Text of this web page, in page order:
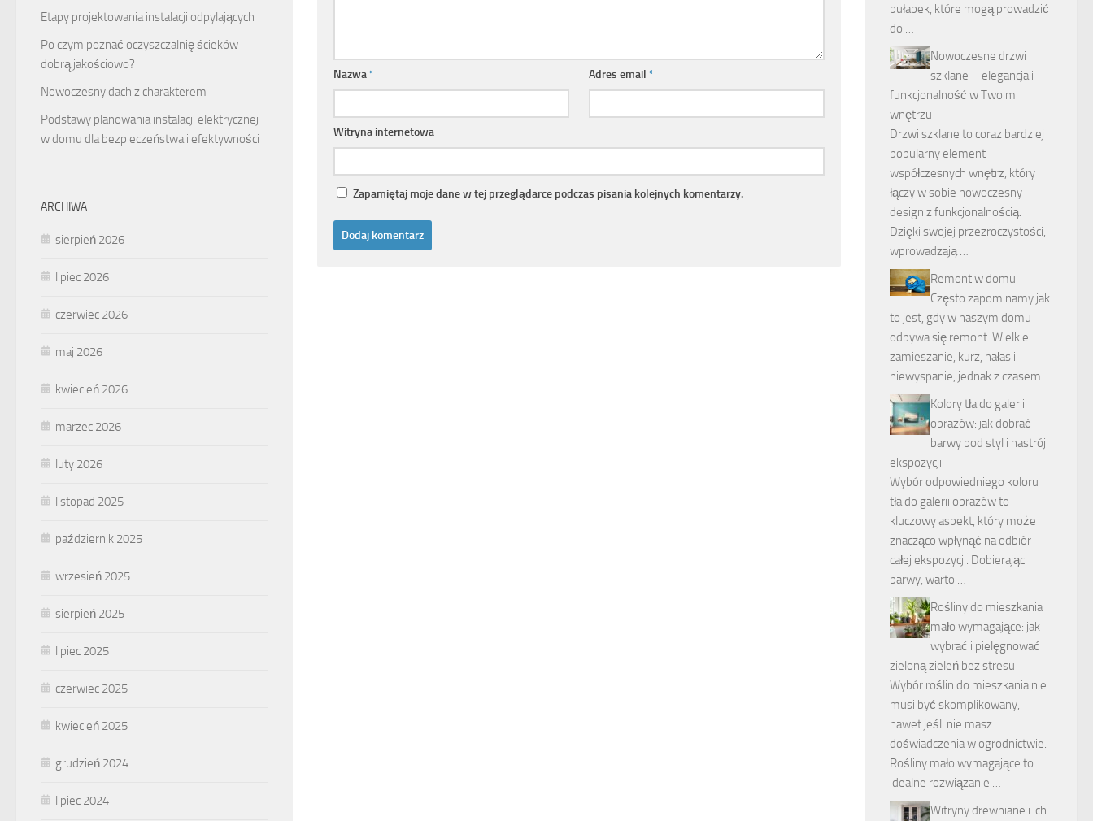
Nazwa* Adres email*
Witryna internetowa
Zapamiętaj moje dane w tej przeglądarce podczas pisania kolejnych komentarzy.
Etapy projektowania instalacji odpylających
Po czym poznać oczyszczalnię ścieków
dobrą jakościowo?
Nowoczesny dach z charakterem
Podstawy planowania instalacji elektrycznej
w domu dla bezpieczeństwa i efektywności
ARCHIWA
sierpień 2026
lipiec 2026
czerwiec 2026
maj 2026
kwiecień 2026
marzec 2026
luty 2026
listopad 2025
październik 2025
wrzesień 2025
sierpień 2025
lipiec 2025
czerwiec 2025
kwiecień 2025
grudzień 2024
lipiec 2024
pułapek, które mogą prowadzić
do …
Nowoczesne drzwi
szklane – elegancja i
funkcjonalność w Twoim
wnętrzu
Drzwi szklane to coraz bardziej
popularny element
współczesnych wnętrz, który
łączy w sobie nowoczesny
design z funkcjonalnością.
Dzięki swojej przezroczystości,
wprowadzają …
Remont w domu
Często zapominamy jak
to jest, gdy w naszym domu
odbywa się remont. Wielkie
zamieszanie, kurz, hałas i
niewyspanie, jednak z czasem …
Kolory tła do galerii
obrazów: jak dobrać
barwy pod styl i nastrój
ekspozycji
Wybór odpowiedniego koloru
tła do galerii obrazów to
kluczowy aspekt, który może
znacząco wpłynąć na odbiór
całej ekspozycji. Dobierając
barwy, warto …
Rośliny do mieszkania
mało wymagające: jak
wybrać i pielęgnować
zieloną zieleń bez stresu
Wybór roślin do mieszkania nie
musi być skomplikowany,
nawet jeśli nie masz
doświadczenia w ogrodnictwie.
Rośliny mało wymagające to
idealne rozwiązanie …
Witryny drewniane i ich